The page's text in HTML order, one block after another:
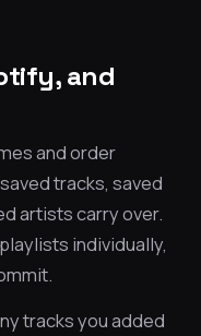
and
and order
tracks, saved
artists carry over.
individually,
tracks you added